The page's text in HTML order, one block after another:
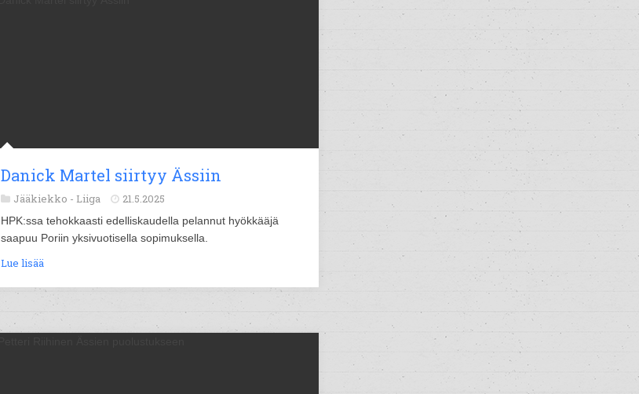
Danick Martel siirtyy Ässiin
Jääkiekko - Liiga 21.5.2025
HPK:ssa tehokkaasti edelliskaudella pelannut hyökkääjä
saapuu Poriin yksivuotisella sopimuksella.
Lue lisää